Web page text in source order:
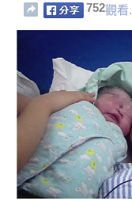
752觀看.